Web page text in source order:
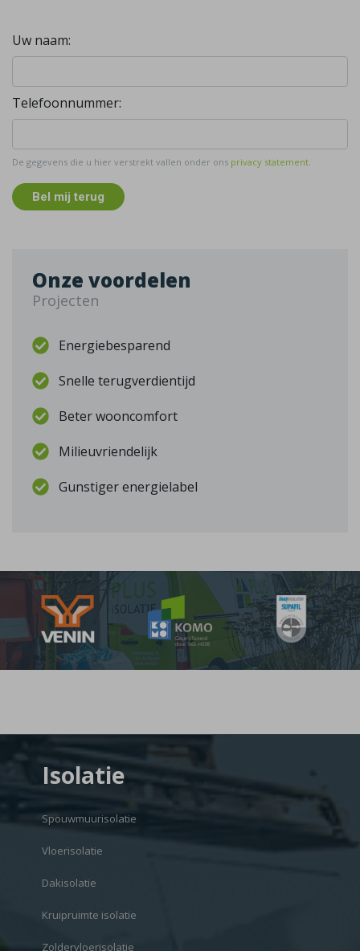
Uw naam:
Telefoonnummer:
De gegevens die u hier verstrekt vallen onder ons privacy statement.
Bel mij terug
Onze voordelen
Projecten
Energiebesparend
Snelle terugverdientijd
Beter wooncomfort
Milieuvriendelijk
Gunstiger energielabel
Isolatie
Spouwmuurisolatie
Vloerisolatie
Dakisolatie
Kruipruimte isolatie
Zoldervloerisolatie